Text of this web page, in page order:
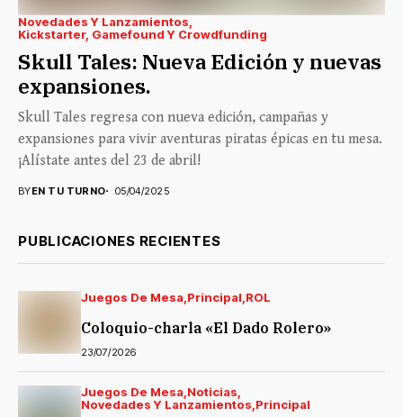
Novedades Y Lanzamientos
Kickstarter, Gamefound Y Crowdfunding
Skull Tales: Nueva Edición y nuevas
expansiones.
Skull Tales regresa con nueva edición, campañas y
expansiones para vivir aventuras piratas épicas en tu mesa.
¡Alístate antes del 23 de abril!
BYEN TU TURNO 05/04/2025
PUBLICACIONES RECIENTES
Juegos De Mesa Principal ROL
Coloquio-charla «El Dado Rolero»
23/07/2026
Juegos De Mesa Noticias
Novedades Y Lanzamientos Principal